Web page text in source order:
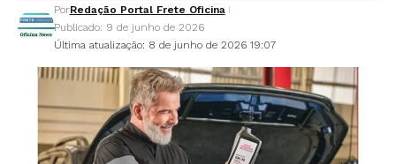
Última atualização: 8 de junho de 2026 19:07
PorRedação Portal Frete Oficina
Publicado: 9 de junho de 2026